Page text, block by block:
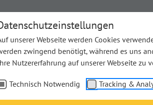
unserer Webseite werden Cookies
zwingend benötigt, während es uns
Nutzererfahrung auf unserer Webseite zu
Technisch Notwendig Tracking &
Bücher Unsere Bücher Unsere